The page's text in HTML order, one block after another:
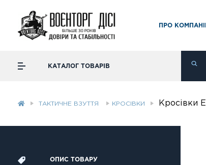
ПРО
КАТАЛОГ ТОВАРІВ
ТАКТИЧНЕ ВЗУТТЯ КРОСІВКИ Кросівки
ОПИС ТОВАРУ